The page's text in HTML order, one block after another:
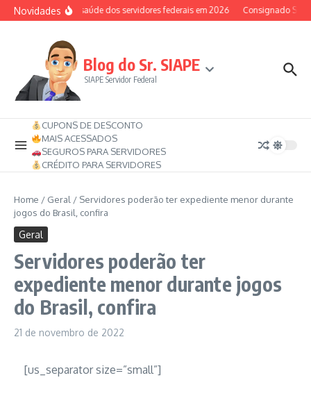
Ir para o conteúdo
NovidadesAuxílio-saúde dos servidores federais em 2026 Consignado
Blog do Sr. SIAPE
SIAPE Servidor Federal
CUPONS DE DESCONTO
MAIS ACESSADOS
SEGUROS PARA SERVIDORES
CRÉDITO PARA SERVIDORES
Home / Geral / Servidores poderão ter expediente menor durante
jogos do Brasil, confira
Geral
Servidores poderão ter
expediente menor durante jogos
do Brasil, confira
21 de novembro de 2022
[us_separator size=”small”]